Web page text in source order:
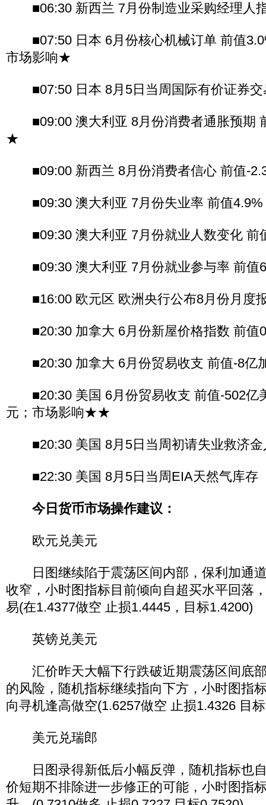
■06:30 新西兰 7月份制造业采购经理人
■07:50 日本 6月份核心机械订单 前值
市场影响★
■07:50 日本 8月5日当周国际有价证券交
■09:00 澳大利亚 8月份消费者通胀预期
★
■09:00 新西兰 8月份消费者信心 前值-
■09:30 澳大利亚 7月份失业率 前值
■09:30 澳大利亚 7月份就业人数变化 前
■09:30 澳大利亚 7月份就业参与率 前值
■16:00 欧元区 欧洲央行公布8月份月度
■20:30 加拿大 6月份新屋价格指数 前值
■20:30 加拿大 6月份贸易收支 前值-8亿
■20:30 美国 6月份贸易收支 前值-502亿
元；市场影响★★
■20:30 美国 8月5日当周初请失业救济
■22:30 美国 8月5日当周EIA天然气库存
今日货币市场操作建议：
欧元兑美元
日图继续陷于震荡区间内部，保利加通
收窄，小时图指标目前倾向自超买水平回落
易(在1.4377做空 止损1.4445，目标1.4200)
英镑兑美元
汇价昨天大幅下行跌破近期震荡区间底
的风险，随机指标继续指向下方，小时图指
向寻机逢高做空(1.6257做空 止损1.4326 目
美元兑瑞郎
日图录得新低后小幅反弹，随机指标也
价短期不排除进一步修正的可能，小时图指